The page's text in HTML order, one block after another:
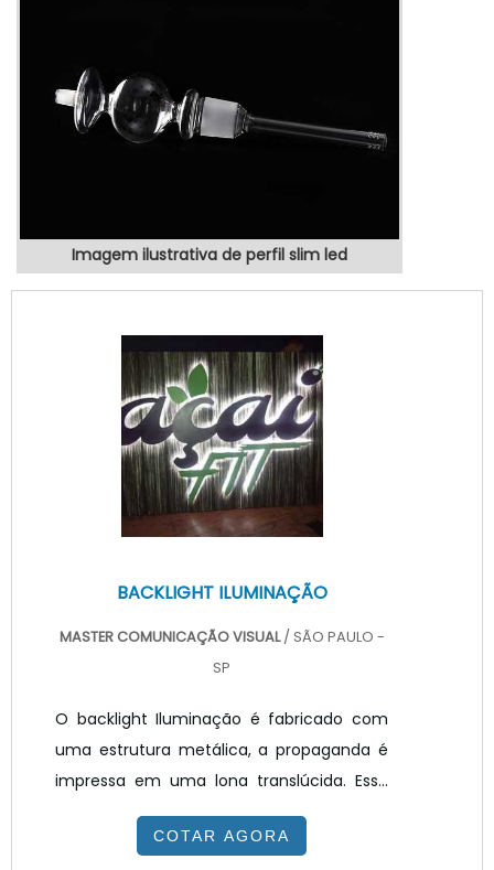
Imagem ilustrativa de perfil slim led
BACKLIGHT ILUMINAÇÃO
MASTER COMUNICAÇÃO VISUAL/ SÃO PAULO -
SP
O backlight Iluminação é fabricado com
uma estrutura metálica, a propaganda é
impressa em uma lona translúcida. Essa
lona é fixada a estrutura metálica. Além
disso, é feito através da instalação de
COTAR AGORA